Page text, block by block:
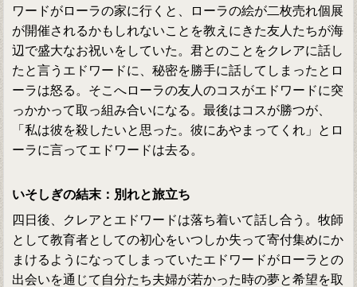
ワードがローラの家に行くと、ローラの絵が二枚売れ個展
が開催されるかもしれないことを教えにきた友人たちが海
辺で盛大なお祝いをしていた。君とのことをクレアに話し
たと言うエドワードに、秘密を勝手に話してしまったとロ
ーラは怒る。そこへローラの友人のコスがエドワードに突
っかかって取っ組み合いになる。最後はコスが勝つが、
「私は彼を殺したいと思った。彼にあやまってくれ」とロ
ーラに言ってエドワードは去る。
いそしぎの結末：別れと旅立ち
四日後、クレアとエドワードは落ち着いて話し合う。牧師
として教育者としての初心をいつしか失って寄付集めにか
まけるようになってしまっていたエドワードがローラとの
出会いを通じて自分たち夫婦が若かった時の夢と希望を取